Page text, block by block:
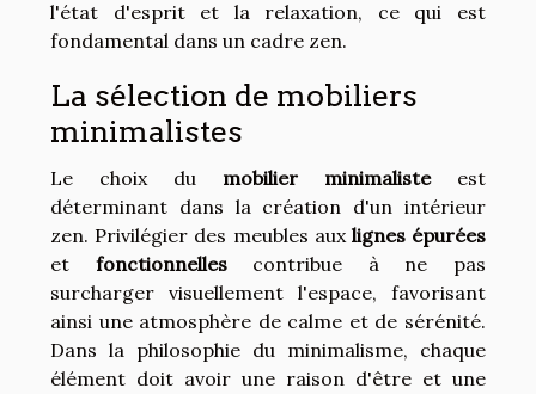
l'état d'esprit et la relaxation, ce qui est
fondamental dans un cadre zen.
La sélection de mobiliers
minimalistes
Le choix du mobilier minimalisteest
déterminant dans la création d'un intérieur
zen. Privilégier des meubles aux lignes épurées
et fonctionnellescontribue à ne pas
surcharger visuellement l'espace, favorisant
ainsi une atmosphère de calme et de sérénité.
Dans la philosophie du minimalisme, chaque
élément doit avoir une raison d'être et une